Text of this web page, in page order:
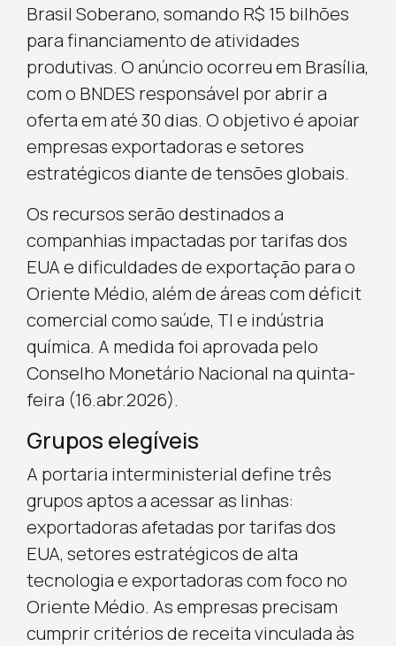
Brasil Soberano, somando R$ 15 bilhões
para financiamento de atividades
produtivas. O anúncio ocorreu em Brasília,
com o BNDES responsável por abrir a
oferta em até 30 dias. O objetivo é apoiar
empresas exportadoras e setores
estratégicos diante de tensões globais.
Os recursos serão destinados a
companhias impactadas por tarifas dos
EUA e dificuldades de exportação para o
Oriente Médio, além de áreas com déficit
comercial como saúde, TI e indústria
química. A medida foi aprovada pelo
Conselho Monetário Nacional na quinta-
feira (16.abr.2026).
Grupos elegíveis
A portaria interministerial define três
grupos aptos a acessar as linhas:
exportadoras afetadas por tarifas dos
EUA, setores estratégicos de alta
tecnologia e exportadoras com foco no
Oriente Médio. As empresas precisam
cumprir critérios de receita vinculada às